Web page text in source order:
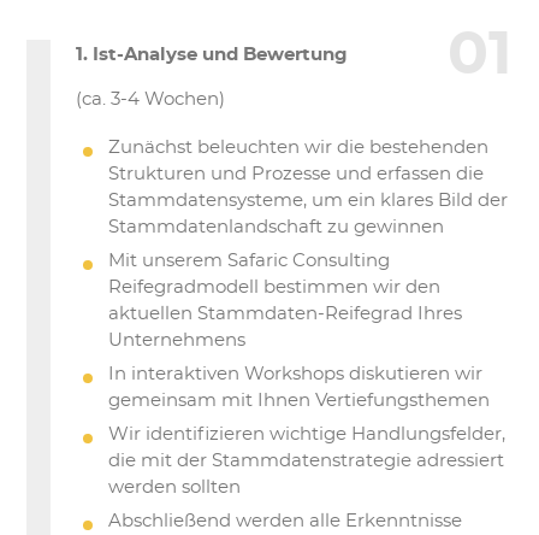
1. Ist-Analyse und Bewertung
(ca. 3-4 Wochen)
Zunächst beleuchten wir die bestehenden
Strukturen und Prozesse und erfassen die
Stammdatensysteme, um ein klares Bild der
Stammdatenlandschaft zu gewinnen
Mit unserem Safaric Consulting
Reifegradmodell bestimmen wir den
aktuellen Stammdaten-Reifegrad Ihres
Unternehmens
In interaktiven Workshops diskutieren wir
gemeinsam mit Ihnen Vertiefungsthemen
Wir identifizieren wichtige Handlungsfelder,
die mit der Stammdatenstrategie adressiert
werden sollten
Abschließend werden alle Erkenntnisse